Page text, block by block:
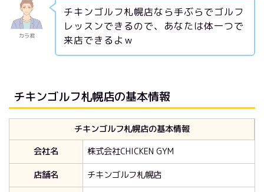
カラ君
チキンゴルフ札幌店なら手ぶらでゴルフ
レッスンできるので、あなたは体一つで
来店できるよｗ
チキンゴルフ札幌店の基本情報
チキンゴルフ札幌店の基本情報
会社名
株式会社CHICKEN GYM
店舗名
チキンゴルフ札幌店